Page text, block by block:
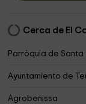
Cerca de El
Parròquia de
Ayuntamiento de
Agrobenissa